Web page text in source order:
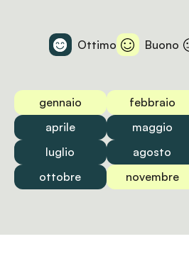
Ottimo Buono
gennaio febbraio
aprile
maggio
luglio
agosto
ottobre
novembre